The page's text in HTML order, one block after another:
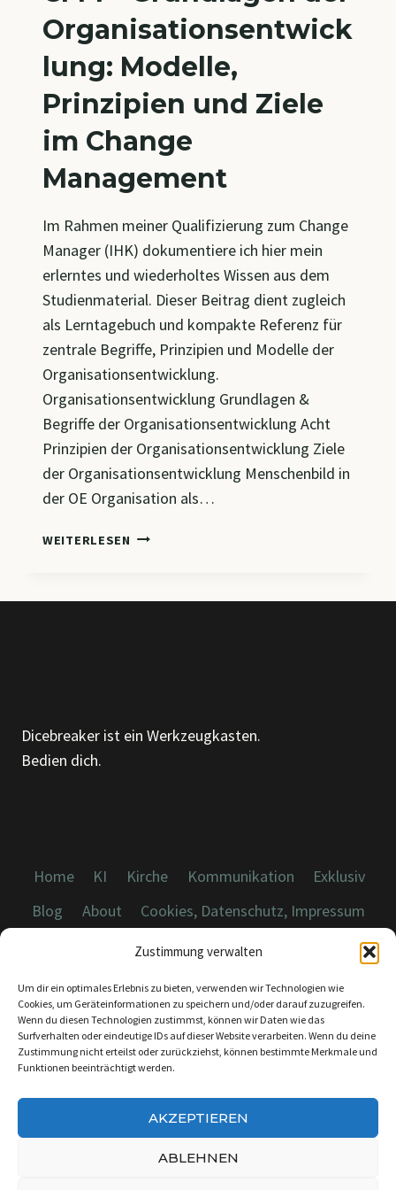
Zustimmung verwalten
Um dir ein optimales Erlebnis zu bieten, verwenden wir Technologien wie
Cookies, um Geräteinformationen zu speichern und/oder darauf zuzugreifen.
Wenn du diesen Technologien zustimmst, können wir Daten wie das
Surfverhalten oder eindeutige IDs auf dieser Website verarbeiten. Wenn du deine
Zustimmung nicht erteilst oder zurückziehst, können bestimmte Merkmale und
Funktionen beeinträchtigt werden.
AKZEPTIEREN
ABLEHNEN
Organisationsentwick
lung: Modelle,
Prinzipien und Ziele
im Change
Management
Im Rahmen meiner Qualifizierung zum Change
Manager (IHK) dokumentiere ich hier mein
erlerntes und wiederholtes Wissen aus dem
Studienmaterial. Dieser Beitrag dient zugleich
als Lerntagebuch und kompakte Referenz für
zentrale Begriffe, Prinzipien und Modelle der
Organisationsentwicklung.
Organisationsentwicklung Grundlagen &
Begriffe der Organisationsentwicklung Acht
Prinzipien der Organisationsentwicklung Ziele
der Organisationsentwicklung Menschenbild in
der OE Organisation als…
WEITERLESEN CM
IM
Dicebreaker ist ein Werkzeugkasten.
Bedien dich.
Home KI Kirche Kommunikation
Exklusiv
Blog
About Cookies, Datenschutz, Impressum
© 2026 Dicebreaker.de - Alle Rechte vorbehalten
INFO@DICEBREAKER.DE